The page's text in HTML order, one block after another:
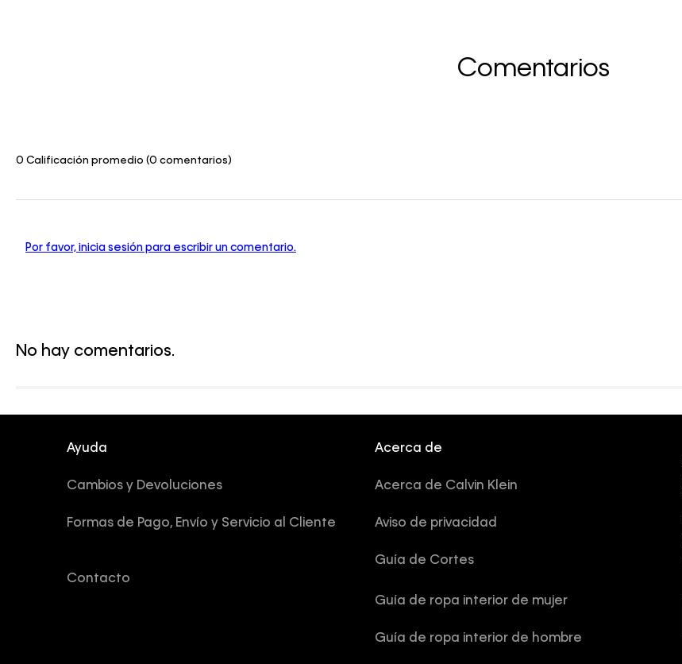
Comentarios
0 Calificación promedio (0 comentarios)
Por favor, inicia sesión para escribir un comentario.
No hay comentarios.
Ayuda
Cambios y Devoluciones
Formas de Pago, Envío y Servicio al Cliente
Contacto
Acerca de
Acerca de Calvin Klein
Aviso de privacidad
Guía de Cortes
Guía de ropa interior de mujer
Guía de ropa interior de hombre